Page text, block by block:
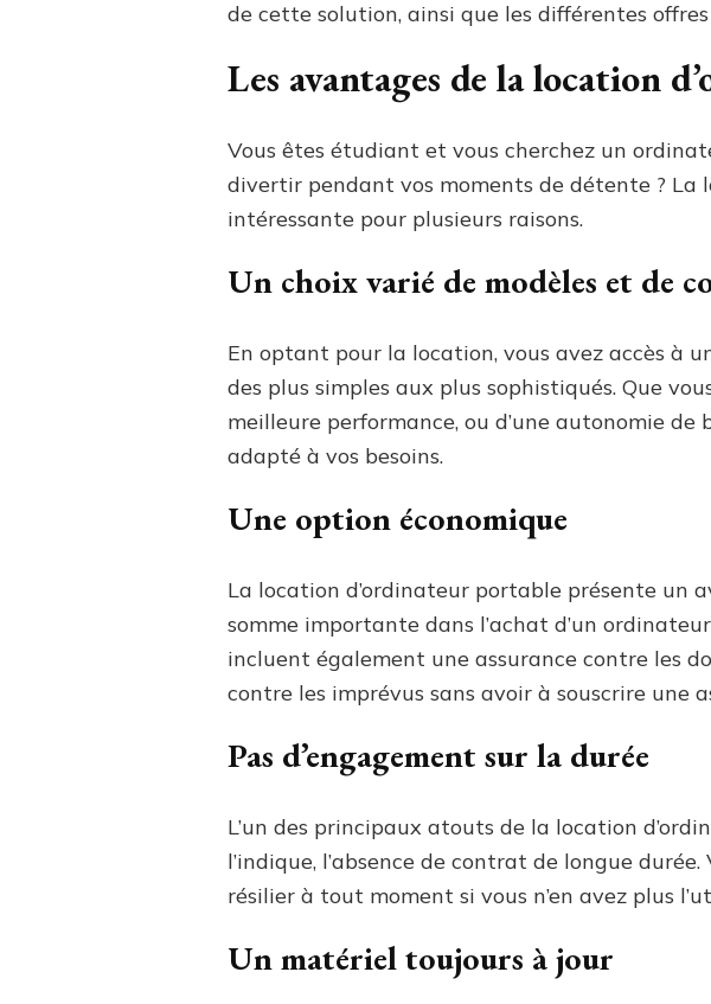
de cette solution, ainsi que les différentes
Les avantages de la location
Vous êtes étudiant et vous cherchez un
divertir pendant vos moments de détente ?
intéressante pour plusieurs raisons.
Un choix varié de modèles et de
En optant pour la location, vous avez accès à
des plus simples aux plus sophistiqués. Que
meilleure performance, ou d’une autonomie
adapté à vos besoins.
Une option économique
La location d’ordinateur portable présente un
somme importante dans l’achat d’un
incluent également une assurance contre les
contre les imprévus sans avoir à souscrire une
Pas d’engagement sur la durée
L’un des principaux atouts de la location
l’indique, l’absence de contrat de longue
résilier à tout moment si vous n’en avez plus
Un matériel toujours à jour